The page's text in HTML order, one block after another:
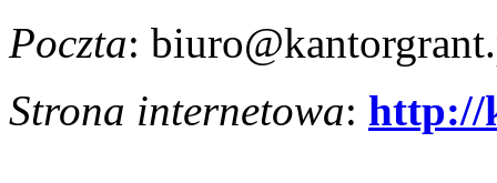
Poczta:
Strona internetowa: http://